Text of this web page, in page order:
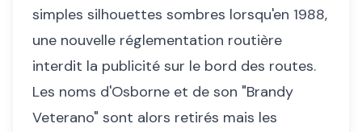
simples silhouettes sombres lorsqu'en 1988,
une nouvelle réglementation routière
interdit la publicité sur le bord des routes.
Les noms d'Osborne et de son "Brandy
Veterano" sont alors retirés mais les